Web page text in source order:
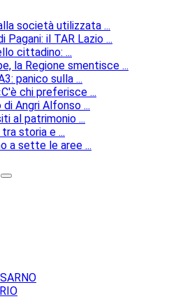
società utilizzata ...
il TAR Lazio ...
cittadino: ...
la Regione smentisce ...
panico sulla ...
chi preferisce ...
Angri Alfonso ...
al patrimonio ...
storia e ...
a sette le aree ...